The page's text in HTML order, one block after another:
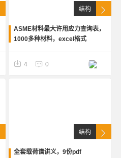
结构
ASME材料最大许用应力查询表，
1000多种材料，excel格式
4 0
结构
全套载荷谱讲义，9份pdf